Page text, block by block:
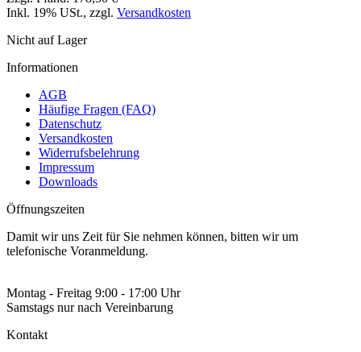
Inkl. 19% USt., zzgl. Versandkosten
Nicht auf Lager
Informationen
AGB
Häufige Fragen (FAQ)
Datenschutz
Versandkosten
Widerrufsbelehrung
Impressum
Downloads
Öffnungszeiten
Damit wir uns Zeit für Sie nehmen können, bitten wir um
telefonische Voranmeldung.
Montag - Freitag 9:00 - 17:00 Uhr
Samstags nur nach Vereinbarung
Kontakt